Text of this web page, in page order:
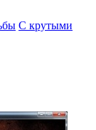
С крутыми